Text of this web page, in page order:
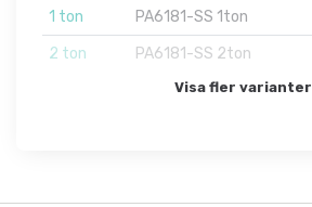
1 ton
PA6181-SS 1ton
2 ton
PA6181-SS 2ton
Visa fler varianter